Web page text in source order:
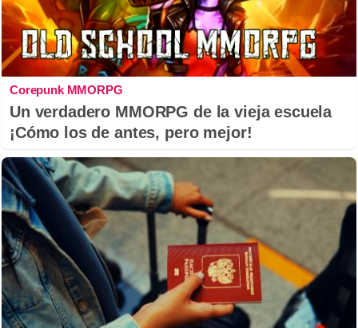
Corepunk MMORPG
Un verdadero MMORPG de la vieja escuela
¡Cómo los de antes, pero mejor!